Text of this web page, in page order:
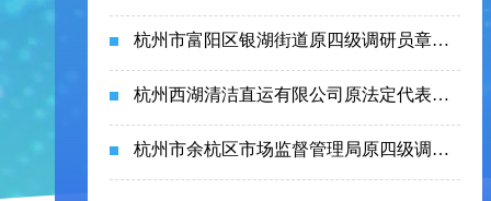
杭州市富阳区银湖街道原四级调研员章国平被开除党籍
杭州西湖清洁直运有限公司原法定代表人、董事长兼总经理赵峰被开除党籍和公职
杭州市余杭区市场监督管理局原四级调研员孟健被开除党籍